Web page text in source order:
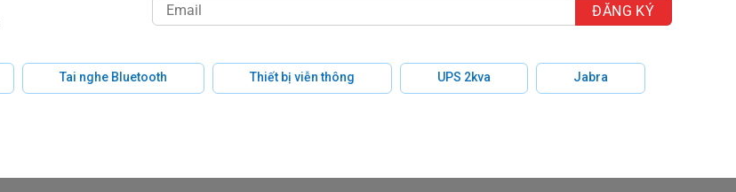
Tai nghe Bluetooth Thiết bị viễn thông UPS 2kva Jabra